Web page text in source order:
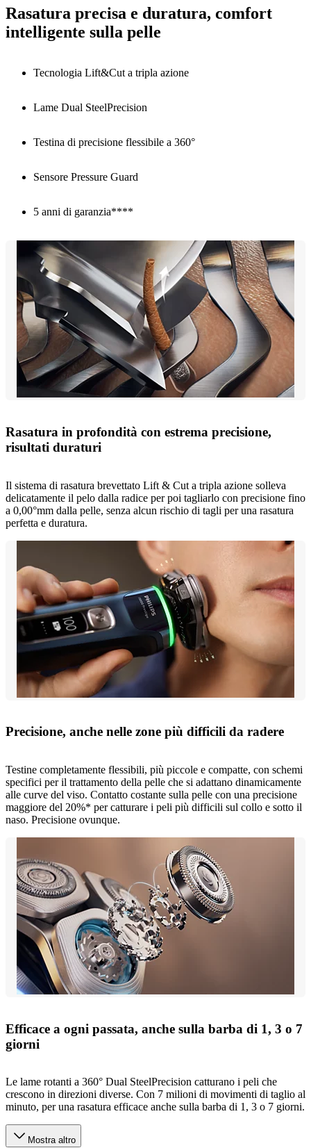
Rasatura precisa e duratura, comfort
intelligente sulla pelle
Tecnologia Lift&Cut a tripla azione
Lame Dual SteelPrecision
Testina di precisione flessibile a 360°
Sensore Pressure Guard
5 anni di garanzia****
Rasatura in profondità con estrema precisione,
risultati duraturi
Il sistema di rasatura brevettato Lift & Cut a tripla azione solleva
delicatamente il pelo dalla radice per poi tagliarlo con precisione fino
a 0,00°mm dalla pelle, senza alcun rischio di tagli per una rasatura
perfetta e duratura.
Precisione, anche nelle zone più difficili da radere
Testine completamente flessibili, più piccole e compatte, con schemi
specifici per il trattamento della pelle che si adattano dinamicamente
alle curve del viso. Contatto costante sulla pelle con una precisione
maggiore del 20%* per catturare i peli più difficili sul collo e sotto il
naso. Precisione ovunque.
Efficace a ogni passata, anche sulla barba di 1, 3 o 7
giorni
Le lame rotanti a 360° Dual SteelPrecision catturano i peli che
crescono in direzioni diverse. Con 7 milioni di movimenti di taglio al
minuto, per una rasatura efficace anche sulla barba di 1, 3 o 7 giorni.
Mostra altro